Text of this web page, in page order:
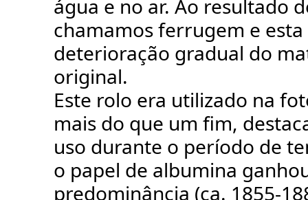
água e no ar. Ao resultado
chamamos ferrugem e
deterioração gradual do
original.
Este rolo era utilizado na
mais do que um fim,
uso durante o período de
o papel de albumina
predominância (ca. 1855-